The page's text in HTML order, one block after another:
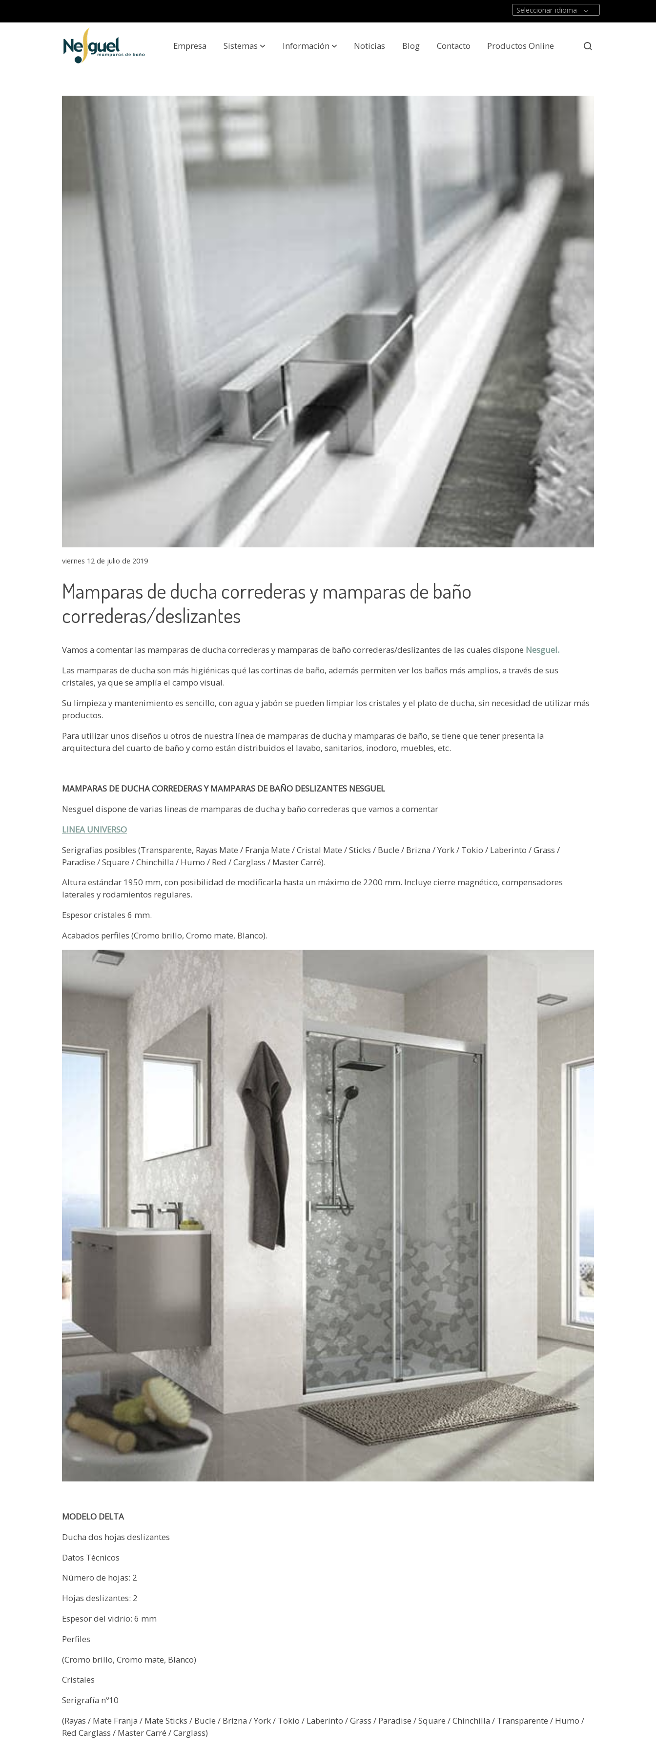
Seleccionar idioma
Empresa Sistemas Información Noticias Blog Contacto Productos Online
viernes 12 de julio de 2019
Mamparas de ducha correderas y mamparas de baño
correderas/deslizantes
Vamos a comentar las mamparas de ducha correderas y mamparas de baño correderas/deslizantes de las cuales dispone Nesguel.
Las mamparas de ducha son más higiénicas qué las cortinas de baño, además permiten ver los baños más amplios, a través de sus
cristales, ya que se amplía el campo visual.
Su limpieza y mantenimiento es sencillo, con agua y jabón se pueden limpiar los cristales y el plato de ducha, sin necesidad de utilizar más
productos.
Para utilizar unos diseños u otros de nuestra línea de mamparas de ducha y mamparas de baño, se tiene que tener presenta la
arquitectura del cuarto de baño y como están distribuidos el lavabo, sanitarios, inodoro, muebles, etc.
MAMPARAS DE DUCHA CORREDERAS Y MAMPARAS DE BAÑO DESLIZANTES NESGUEL
Nesguel dispone de varias lineas de mamparas de ducha y baño correderas que vamos a comentar
LINEA UNIVERSO
Serigrafias posibles (Transparente, Rayas Mate / Franja Mate / Cristal Mate / Sticks / Bucle / Brizna / York / Tokio / Laberinto / Grass /
Paradise / Square / Chinchilla / Humo / Red / Carglass / Master Carré).
Altura estándar 1950 mm, con posibilidad de modificarla hasta un máximo de 2200 mm. Incluye cierre magnético, compensadores
laterales y rodamientos regulares.
Espesor cristales 6 mm.
Acabados perfiles (Cromo brillo, Cromo mate, Blanco).
MODELO DELTA
Ducha dos hojas deslizantes
Datos Técnicos
Número de hojas: 2
Hojas deslizantes: 2
Espesor del vidrio: 6 mm
Perfiles
(Cromo brillo, Cromo mate, Blanco)
Cristales
Serigrafía nº10
(Rayas / Mate Franja / Mate Sticks / Bucle / Brizna / York / Tokio / Laberinto / Grass / Paradise / Square / Chinchilla / Transparente / Humo /
Red Carglass / Master Carré / Carglass)